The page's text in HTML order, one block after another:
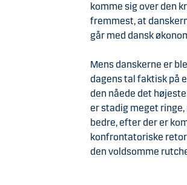
komme sig over den
fremmest, at
går med dansk
Mens danskerne er
dagens tal faktisk på
den nåede det
er stadig meget
bedre, efter der er
konfrontatoriske
den voldsomme